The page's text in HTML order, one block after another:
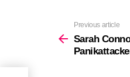
more
Previous article
Sarah